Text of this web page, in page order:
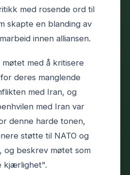
med rosende ord til
skapte en blanding av
innen alliansen.
med å kritisere
deres manglende
med Iran, og
med Iran var
denne harde tonen,
støtte til NATO og
og beskrev møtet som
kjærlighet".